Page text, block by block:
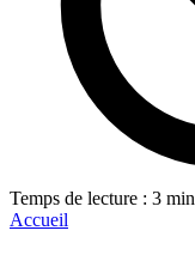
Temps de lecture : 3 min
Accueil